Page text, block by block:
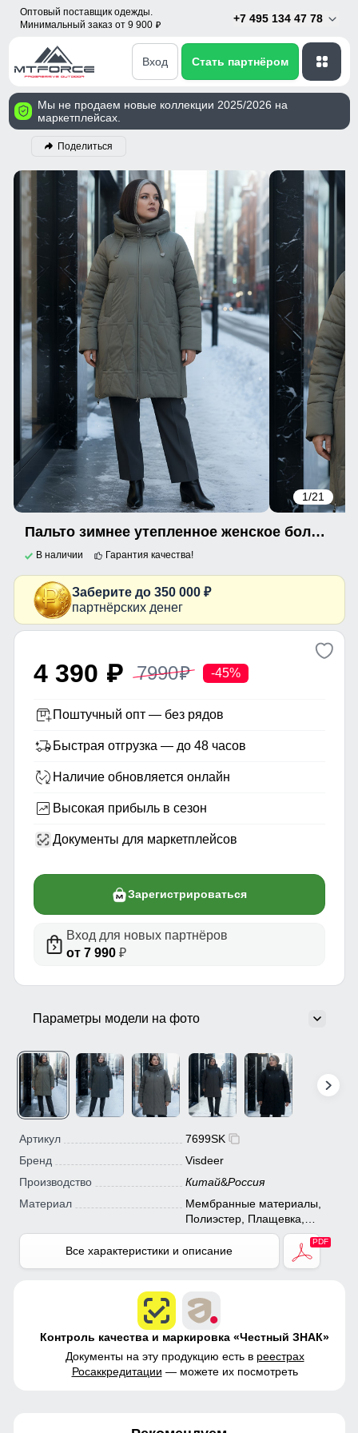
Оптовый поставщик одежды.
Минимальный заказ от 9 900 p
+7 495 134 47 78
Вход Стать партнёром
Мы не продаем новые коллекции 2025/2026 на
маркетплейсах.
Поделиться
1/21
Пальто зимнее утепленное женское большого размера светло-коричневого цвета 7699SK
В наличии Гарантия качества!
Заберите до 350 000 ₽
партнёрских денег
4 390 p 7990p -45%
Поштучный опт — без рядов
Быстрая отгрузка — до 48 часов
Наличие обновляется онлайн
Высокая прибыль в сезон
Документы для маркетплейсов
Зарегистрироваться
Вход для новых партнёров
от 7 990₽
Параметры модели на фото
Артикул
7699SK
Бренд
Visdeer
Производство
Китай&Россия
Материал
Мембранные материалы,
Полиэстер, Плащевка,
Болонь, Экологичные
материалы
Все характеристики и описание
Контроль качества и маркировка «Честный ЗНАК»
Документы на эту продукцию есть в реестрах
Росаккредитации — можете их посмотреть